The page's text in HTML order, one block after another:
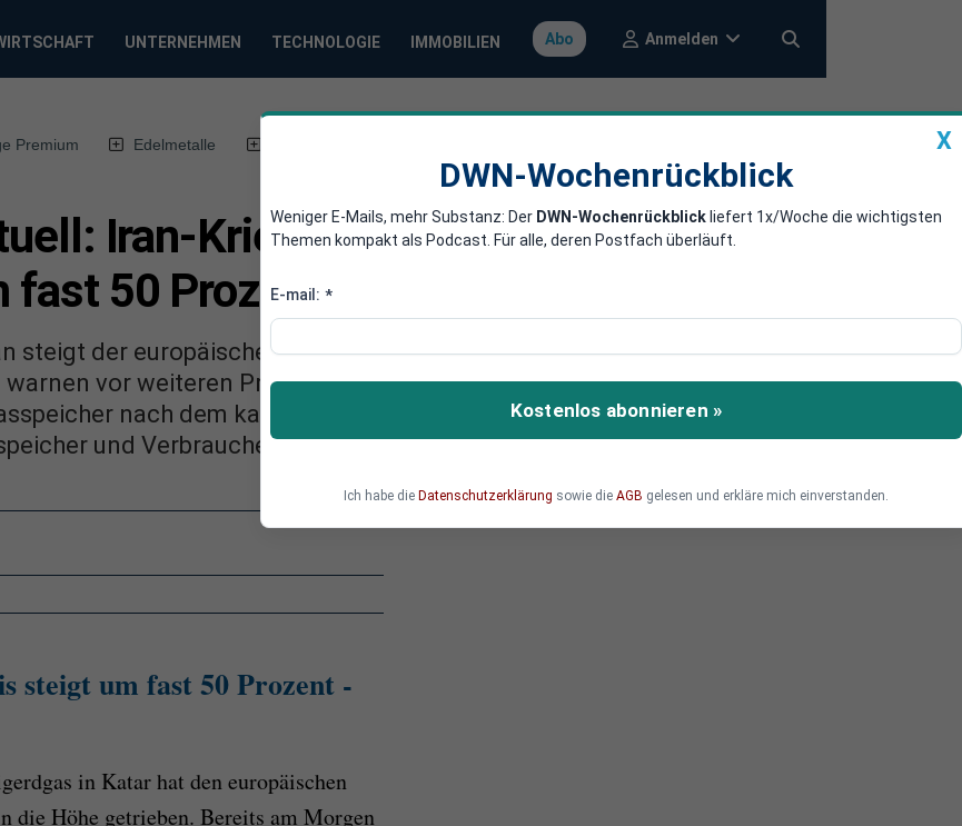
UNTERNEHMEN TECHNOLOGIE IMMOBILIEN Abo Anmelden
Premium Edelmetalle
Iran-Krieg lässt europäischen
50 Prozent steigen
steigt der europäischer Erdgas-Preis um fast 50 Prozent nach
vor weiteren Preissprüngen, sollte der Konflikt andauern.
nach dem kalten Winter deutlich weniger gefüllt als vor
und Verbraucher bedeutet.
steigt um fast 50 Prozent -
in Katar hat den europäischen
die Höhe getrieben. Bereits am Morgen
X
DWN-Wochenrückblick
Weniger E-Mails, mehr Substanz: Der DWN-Wochenrückblick liefert 1x/Woche die wichtigsten
Themen kompakt als Podcast. Für alle, deren Postfach überläuft.
E-mail: *
Kostenlos abonnieren »
Ich habe die Datenschutzerklärung sowie die AGB gelesen und erkläre mich einverstanden.